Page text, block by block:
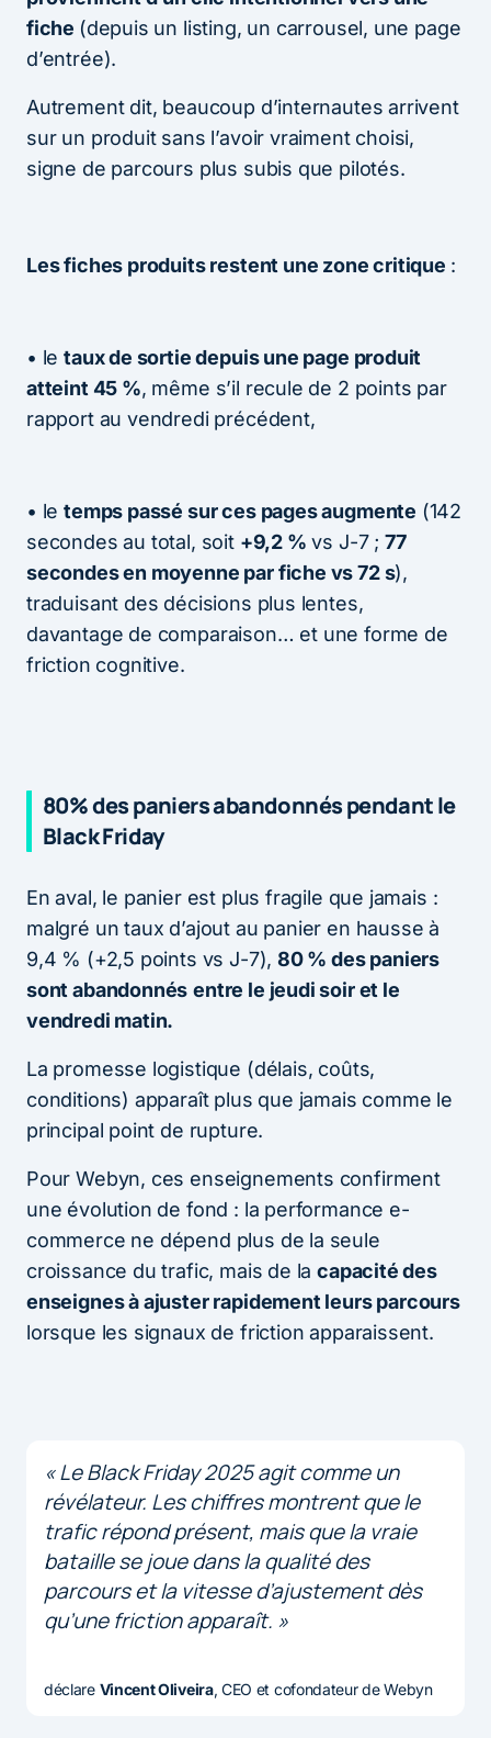
fiche (depuis un listing, un carrousel, une page
d’entrée).
Autrement dit, beaucoup d’internautes arrivent
sur un produit sans l’avoir vraiment choisi,
signe de parcours plus subis que pilotés.
Les fiches produits restent une zone critique :
• letaux de sortie depuis une page produit
atteint 45 %, même s’il recule de 2 points par
rapport au vendredi précédent,
• letemps passé sur ces pages augmente (142
secondes au total, soit +9,2 % vs J-7 ; 77
secondes en moyenne par fiche vs 72 s),
traduisant des décisions plus lentes,
davantage de comparaison… et une forme de
friction cognitive.
80% des paniers abandonnés pendant le
Black Friday
En aval, le panier est plus fragile que jamais :
malgré un taux d’ajout au panier en hausse à
9,4 % (+2,5 points vs J-7), 80 % des paniers
sont abandonnés entre le jeudi soir et le
vendredi matin.
La promesse logistique (délais, coûts,
conditions) apparaît plus que jamais comme le
principal point de rupture.
Pour Webyn, ces enseignements confirment
une évolution de fond : la performance e-
commerce ne dépend plus de la seule
croissance du trafic, mais de lacapacité des
enseignes à ajuster rapidement leurs parcours
lorsque les signaux de friction apparaissent.
« Le Black Friday 2025 agit comme un
révélateur. Les chiffres montrent que le
trafic répond présent, mais que la vraie
bataille se joue dans la qualité des
parcours et la vitesse d’ajustement dès
qu’une friction apparaît. »
déclare Vincent Oliveira, CEO et cofondateur de Webyn